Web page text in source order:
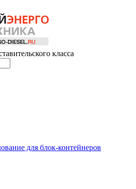
класса
для блок-контейнеров